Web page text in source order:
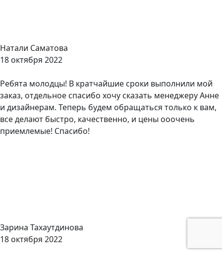
Натали Саматова
18 октября 2022
Ребята молодцы! В кратчайшие сроки выполнили мой
заказ, отдельное спасибо хочу сказать менеджеру Анне
и дизайнерам. Теперь будем обращаться только к вам,
все делают быстро, качественно, и цены ооочень
приемлемые! Спасибо!
Зарина Тахаутдинова
18 октября 2022